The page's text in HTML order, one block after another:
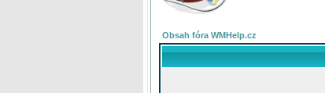
Obsah fóra WMHelp.cz